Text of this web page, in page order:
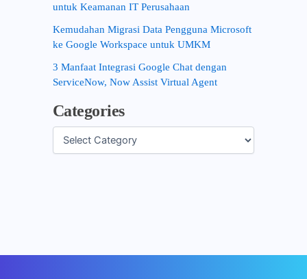
untuk Keamanan IT Perusahaan
Kemudahan Migrasi Data Pengguna Microsoft
ke Google Workspace untuk UMKM
3 Manfaat Integrasi Google Chat dengan
ServiceNow, Now Assist Virtual Agent
Categories